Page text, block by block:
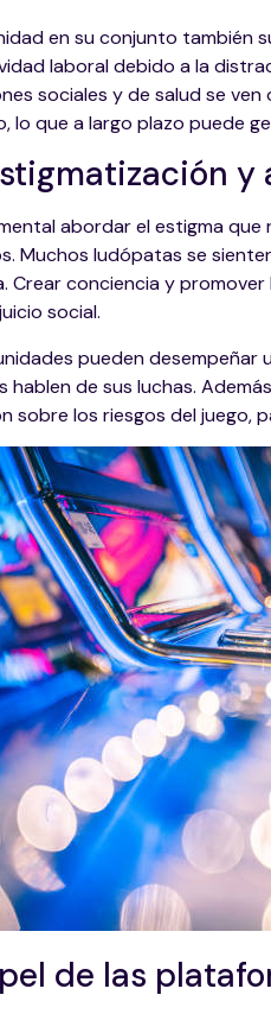
en su conjunto también
laboral debido a la
sociales y de salud se
lo que a largo plazo puede
y
abordar el estigma
Muchos ludópatas se
Crear conciencia y
social.
pueden desempeñar
hablen de sus luchas.
sobre los riesgos del juego,
de las